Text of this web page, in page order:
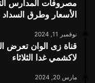
الأسعار وطرق السداد
نوفمبر 11, 2024
قناة زى الوان تعرض
لاكشمي غدا الثلاثاء
مارس 20, 2024